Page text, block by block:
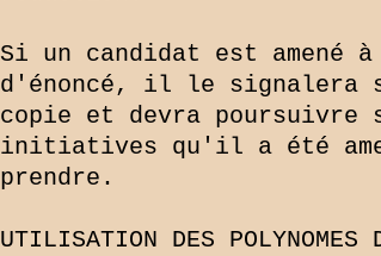
Si un candidat est amené
d'énoncé, il le signalera
copie et devra poursuivre
initiatives qu'il a été
prendre.
UTILISATION DES POLYNOMES